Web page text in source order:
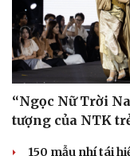
Văn học
Âm nhạc
Di sản
“Ngọc Nữ Trời
tượng của NTK
150 mẫu nhí tái